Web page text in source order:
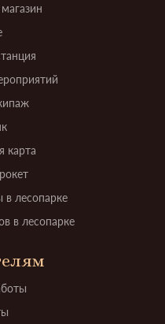
карта
лесопарке
в лесопарке